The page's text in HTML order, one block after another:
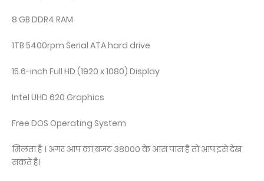
8 GB DDR4 RAM
1TB 5400rpm Serial ATA hard drive
15.6-inch Full HD (1920 x 1080) Display
Intel UHD 620 Graphics
Free DOS Operating System
मिलता है । अगर आप का बजट 38000 के आस पास है तो आप इसे देख
सकते है।